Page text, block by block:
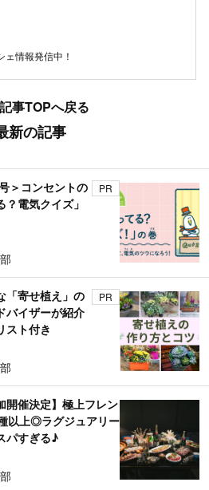
情報発信中！
記事TOPへ戻る
新の記事
＞コンセントの
電気クイズ」
PR
「寄せ植え」の
バイザーが紹介
スト付き
PR
開催決定】極上フレン
以上◎ラグジュアリー
パすぎる♪